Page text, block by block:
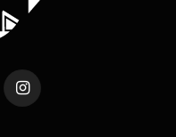
Instagram